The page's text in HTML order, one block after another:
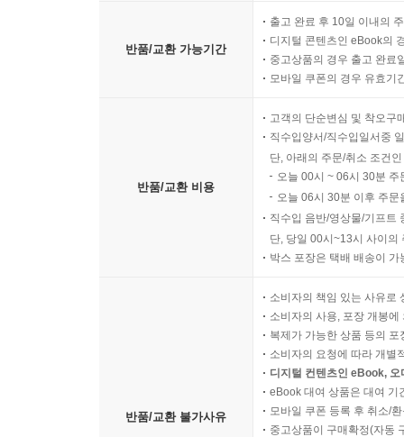
반품/교환 가능기간
출고 완료 후 10일 이내의
디지털 콘텐츠인 eBook의
중고상품의 경우 출고 완료
모바일 쿠폰의 경우 유효기
반품/교환 비용
고객의 단순변심 및 착오구
직수입양서/직수입일서중
단, 아래의 주문/취소 조건
오늘 00시 ~ 06시 30분
오늘 06시 30분 이후 주
직수입 음반/영상물/기프트
단, 당일 00시~13시 사이의
박스 포장은 택배 배송이
반품/교환 불가사유
소비자의 책임 있는 사유로
소비자의 사용, 포장 개봉
복제가 가능한 상품 등의
소비자의 요청에 따라 개별
디지털 컨텐츠인 eBook,
eBook 대여 상품은 대여 기
모바일 쿠폰 등록 후 취소/
중고상품이 구매확정(자동